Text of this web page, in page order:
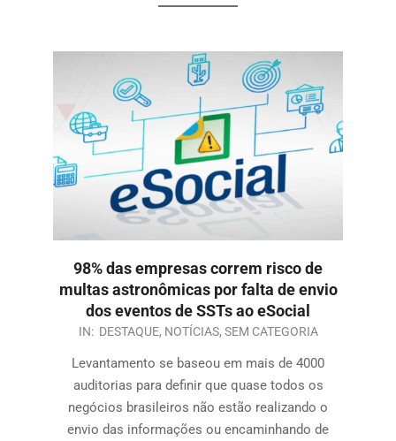
98% das empresas correm risco de
multas astronômicas por falta de envio
dos eventos de SSTs ao eSocial
IN: DESTAQUE, NOTÍCIAS, SEM CATEGORIA
Levantamento se baseou em mais de 4000
auditorias para definir que quase todos os
negócios brasileiros não estão realizando o
envio das informações ou encaminhando de